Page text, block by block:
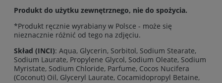
Produkt do użytku zewnętrznego, nie do spożycia.
*Produkt ręcznie wyrabiany w Polsce - może się
nieznacznie różnić od tego na zdjęciu.
Skład (INCI): Aqua, Glycerin, Sorbitol, Sodium Stearate,
Sodium Laurate, Propylene Glycol, Sodium Oleate, Sodium
Myristate, Sodium Chloride, Parfume, Cocos Nucifera
(Coconut) Oil, Glyceryl Laurate, Cocamidopropyl Betaine,